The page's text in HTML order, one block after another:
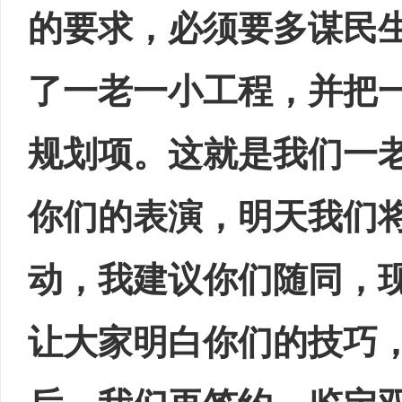
的要求，必须要多谋民
了一老一小工程，并把
规划项。这就是我们一
你们的表演，明天我们
动，我建议你们随同，
让大家明白你们的技巧